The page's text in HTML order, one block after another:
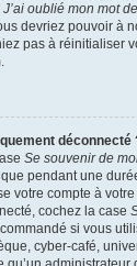
J’ai oublié mon mot
devriez pouvoir à
pas à réinitialiser
déconnecté
Se souvenir de
pendant une
votre compte à
cochez la case
si vous
cyber-café,